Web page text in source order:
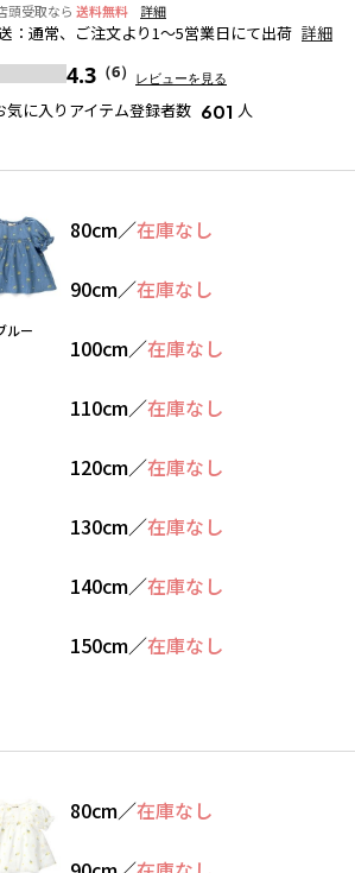
※撮影場所の関係上、着用画像は実物と若干異
頭受取なら 送料無料 詳細
： 通常、ご注文より1～5営業日にて出荷 詳細
4.3 （6） レビューを見る
気に入りアイテム登録者数 601 人
ルー
80cm／在庫なし
90cm／在庫なし
100cm／在庫なし
110cm／在庫なし
120cm／在庫なし
130cm／在庫なし
140cm／在庫なし
150cm／在庫なし
80cm／在庫なし